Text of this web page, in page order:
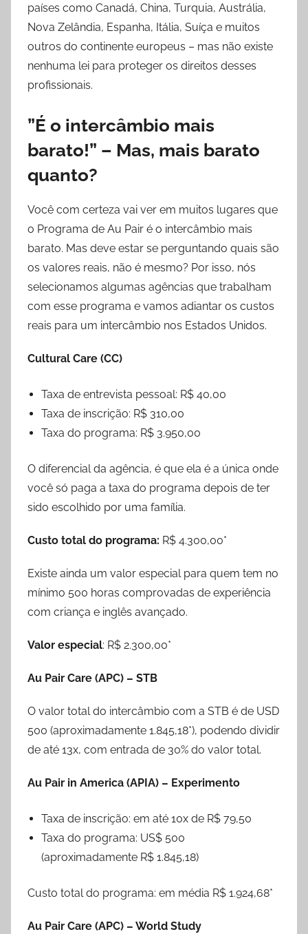
países como Canadá, China, Turquia, Austrália,
Nova Zelândia, Espanha, Itália, Suíça e muitos
outros do continente europeus – mas não existe
nenhuma lei para proteger os direitos desses
profissionais.
”É o intercâmbio mais
barato!” – Mas, mais barato
quanto?
Você com certeza vai ver em muitos lugares que
o Programa de Au Pair é o intercâmbio mais
barato. Mas deve estar se perguntando quais são
os valores reais, não é mesmo? Por isso, nós
selecionamos algumas agências que trabalham
com esse programa e vamos adiantar os custos
reais para um intercâmbio nos Estados Unidos.
Cultural Care (CC)
Taxa de entrevista pessoal: R$ 40,00
Taxa de inscrição: R$ 310,00
Taxa do programa: R$ 3.950,00
O diferencial da agência, é que ela é a única onde
você só paga a taxa do programa depois de ter
sido escolhido por uma família.
Custo total do programa: R$ 4.300,00*
Existe ainda um valor especial para quem tem no
mínimo 500 horas comprovadas de experiência
com criança e inglês avançado.
Valor especial: R$ 2.300,00*
Au Pair Care (APC) – STB
O valor total do intercâmbio com a STB é de USD
500 (aproximadamente 1.845,18*), podendo dividir
de até 13x, com entrada de 30% do valor total.
Au Pair in America (APIA) – Experimento
Taxa de inscrição: em até 10x de R$ 79,50
Taxa do programa: US$ 500
(aproximadamente R$ 1.845,18)
Custo total do programa: em média R$ 1.924,68*
Au Pair Care (APC) – World Study